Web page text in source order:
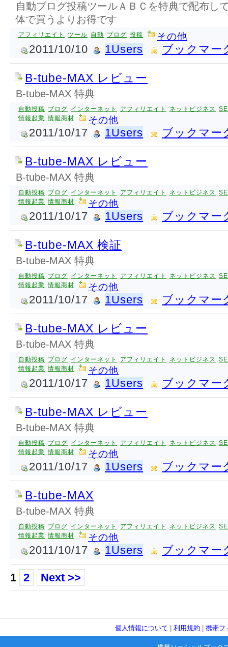
自動ブログ投稿ツールＡＢＣを特典で配布し
体で買うよりお得です
アフィリエイト ツール 自動 ブログ 投稿 その他
2011/10/10 1Users ブックマー
B-tube-MAX レビュー
B-tube-MAX 特典
自動投稿 ブログ インターネット アフィリエイト ネットビジネス
情報起業 情報商材 その他
2011/10/17 1Users ブックマー
B-tube-MAX レビュー
B-tube-MAX 特典
自動投稿 ブログ インターネット アフィリエイト ネットビジネス
情報起業 情報商材 その他
2011/10/17 1Users ブックマー
B-tube-MAX 検証
B-tube-MAX 特典
自動投稿 ブログ インターネット アフィリエイト ネットビジネス
情報起業 情報商材 その他
2011/10/17 1Users ブックマー
B-tube-MAX レビュー
B-tube-MAX 特典
自動投稿 ブログ インターネット アフィリエイト ネットビジネス
情報起業 情報商材 その他
2011/10/17 1Users ブックマー
B-tube-MAX レビュー
B-tube-MAX 特典
自動投稿 ブログ インターネット アフィリエイト ネットビジネス
情報起業 情報商材 その他
2011/10/17 1Users ブックマー
B-tube-MAX
B-tube-MAX 特典
自動投稿 ブログ インターネット アフィリエイト ネットビジネス
情報起業 情報商材 その他
2011/10/17 1Users ブックマー
1 2 Next >>
個人情報について |利用規約 |携帯フ